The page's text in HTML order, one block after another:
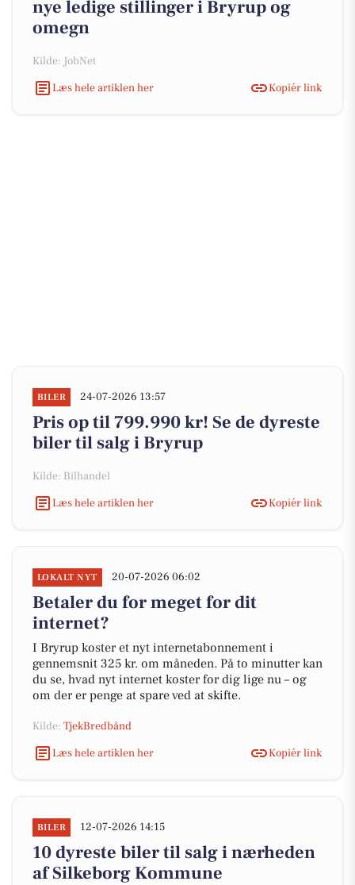
nye ledige stillinger i Bryrup og
omegn
Kilde: JobNet
Læs hele artiklen her
Kopiér link
BILER 24-07-2026 13:57
Pris op til 799.990 kr! Se de dyreste
biler til salg i Bryrup
Kilde: Bilhandel
Læs hele artiklen her
Kopiér link
LOKALT NYT 20-07-2026 06:02
Betaler du for meget for dit
internet?
I Bryrup koster et nyt internetabonnement i
gennemsnit 325 kr. om måneden. På to minutter kan
du se, hvad nyt internet koster for dig lige nu – og
om der er penge at spare ved at skifte.
Kilde: TjekBredbånd
Læs hele artiklen her
Kopiér link
BILER 12-07-2026 14:15
10 dyreste biler til salg i nærheden
af Silkeborg Kommune